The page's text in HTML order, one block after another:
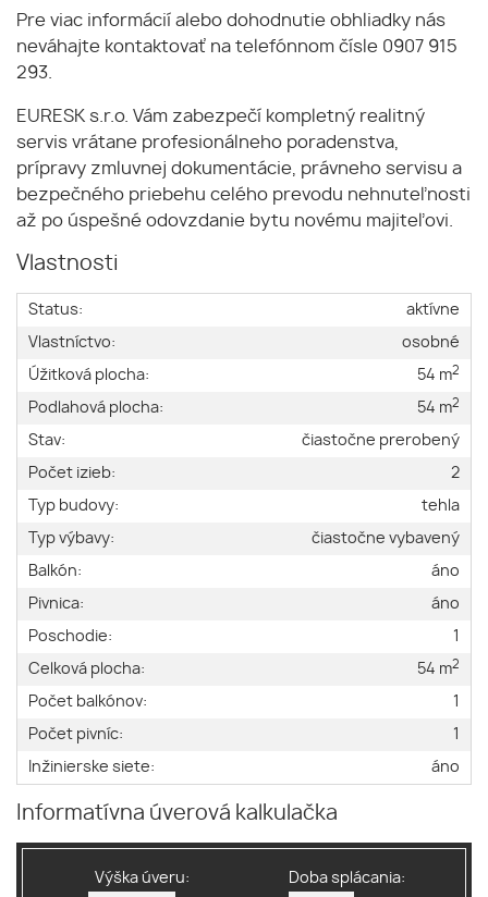
Pre viac informácií alebo dohodnutie obhliadky nás
neváhajte kontaktovať na telefónnom čísle 0907 915
293.
EURESK s.r.o. Vám zabezpečí kompletný realitný
servis vrátane profesionálneho poradenstva,
prípravy zmluvnej dokumentácie, právneho servisu a
bezpečného priebehu celého prevodu nehnuteľnosti
až po úspešné odovzdanie bytu novému majiteľovi.
Vlastnosti
Status:
aktívne
Vlastníctvo:
osobné
Úžitková plocha:
54 m2
Podlahová plocha: 54 m2
Stav:
čiastočne prerobený
Počet izieb:
2
Typ budovy:
tehla
Typ výbavy:
čiastočne vybavený
Balkón:
áno
Pivnica:
áno
Poschodie:
1
Celková plocha:
54 m2
Počet balkónov:
1
Počet pivníc:
1
Inžinierske siete:
áno
Informatívna úverová kalkulačka
Výška úveru:
Doba splácania: